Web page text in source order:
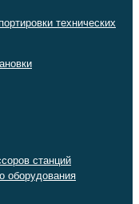
технических
станций
оборудования